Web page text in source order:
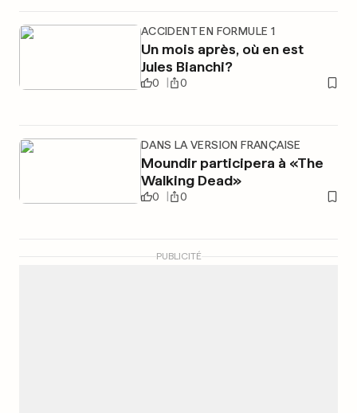
ACCIDENT EN FORMULE 1
Un mois après, où en est
Jules Bianchi?
0 0
DANS LA VERSION FRANÇAISE
Moundir participera à «The
Walking Dead»
0 0
PUBLICITÉ